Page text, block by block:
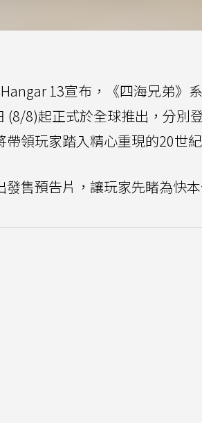
13宣布，《四海兄弟》
(8/8)起正式於全球推出，分別
帶領玩家踏入精心重現的20世
發售預告片，讓玩家先睹為快